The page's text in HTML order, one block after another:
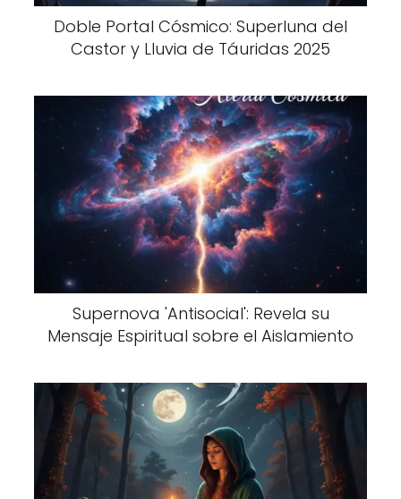
Doble Portal Cósmico: Superluna del
Castor y Lluvia de Táuridas 2025
Supernova 'Antisocial': Revela su
Mensaje Espiritual sobre el Aislamiento